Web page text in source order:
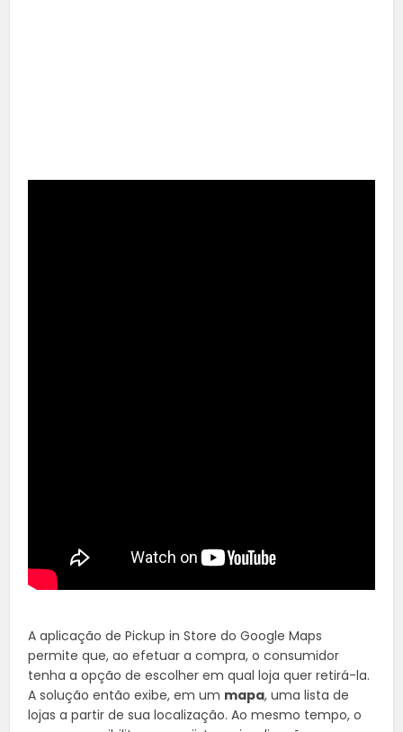
A aplicação de Pickup in Store do Google Maps
permite que, ao efetuar a compra, o consumidor
tenha a opção de escolher em qual loja quer retirá-la.
A solução então exibe, em um mapa, uma lista de
lojas a partir de sua localização. Ao mesmo tempo, o